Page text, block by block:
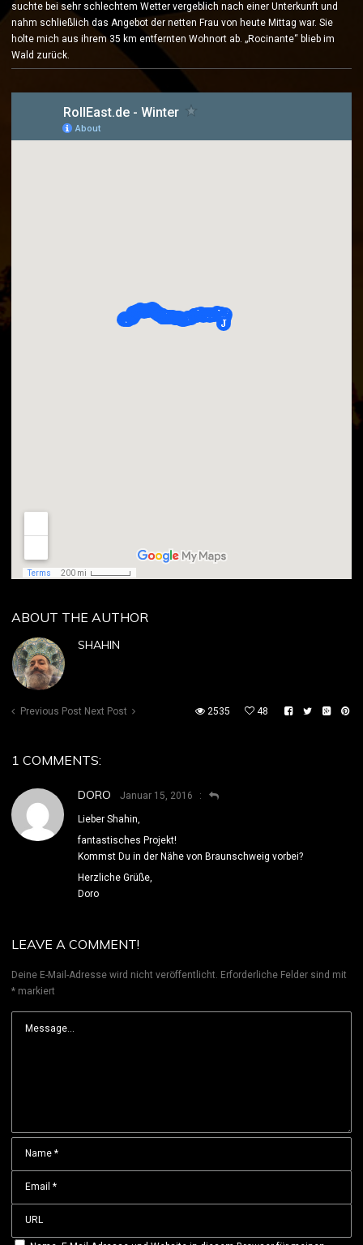
suchte bei sehr schlechtem Wetter vergeblich nach einer Unterkunft und
nahm schließlich das Angebot der netten Frau von heute Mittag war. Sie
holte mich aus ihrem 35 km entfernten Wohnort ab. „Rocinante“ blieb im
Wald zurück.
ABOUT THE AUTHOR
SHAHIN
Previous Post Next Post 2535 48
1 COMMENTS:
DORO Januar 15, 2016
Lieber Shahin,
fantastisches Projekt!
Kommst Du in der Nähe von Braunschweig vorbei?
Herzliche Grüße,
Doro
LEAVE A COMMENT!
Deine E-Mail-Adresse wird nicht veröffentlicht. Erforderliche Felder sind mit
* markiert